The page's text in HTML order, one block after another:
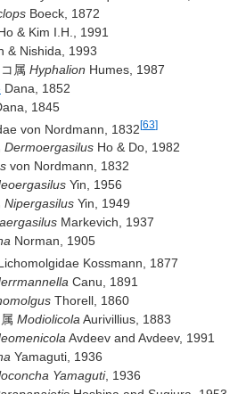
Boeck, 1872
& Kim I.H., 1991
& Nishida, 1993
属 Hyphalion Humes, 1987
Dana, 1852
1845
von Nordmann, 1832[63]
Dermoergasilus Ho & Do, 1982
von Nordmann, 1832
Yin, 1956
Nipergasilus Yin, 1949
Markevich, 1937
Norman, 1905
Kossmann, 1877
Canu, 1891
Thorell, 1860
Modiolicola Aurivillius, 1883
Avdeev and Avdeev, 1991
Yamaguti, 1936
Yamaguti, 1936